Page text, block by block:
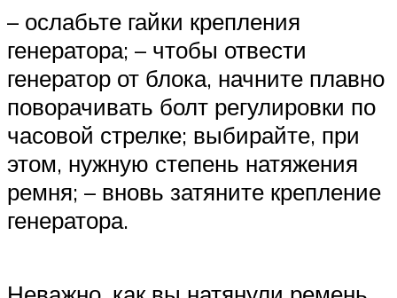
– ослабьте гайки крепления
генератора; – чтобы отвести
генератор от блока, начните плавно
поворачивать болт регулировки по
часовой стрелке; выбирайте, при
этом, нужную степень натяжения
ремня; – вновь затяните крепление
генератора.